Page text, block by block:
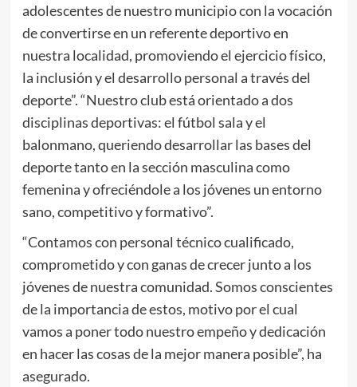
adolescentes de nuestro municipio con la vocación
de convertirse en un referente deportivo en
nuestra localidad, promoviendo el ejercicio físico,
la inclusión y el desarrollo personal a través del
deporte”. “Nuestro club está orientado a dos
disciplinas deportivas: el fútbol sala y el
balonmano, queriendo desarrollar las bases del
deporte tanto en la sección masculina como
femenina y ofreciéndole a los jóvenes un entorno
sano, competitivo y formativo”.
“Contamos con personal técnico cualificado,
comprometido y con ganas de crecer junto a los
jóvenes de nuestra comunidad. Somos conscientes
de la importancia de estos, motivo por el cual
vamos a poner todo nuestro empeño y dedicación
en hacer las cosas de la mejor manera posible”, ha
asegurado.